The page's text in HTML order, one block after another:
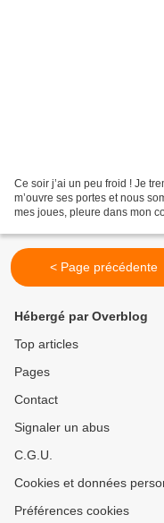
Ce soir j’ai un peu froid ! Je
m’ouvre ses portes et nous
mes joues, pleure dans mon
< Page précédente
Hébergé par Overblog
Top articles
Pages
Contact
Signaler un abus
C.G.U.
Cookies et données
Préférences cookies